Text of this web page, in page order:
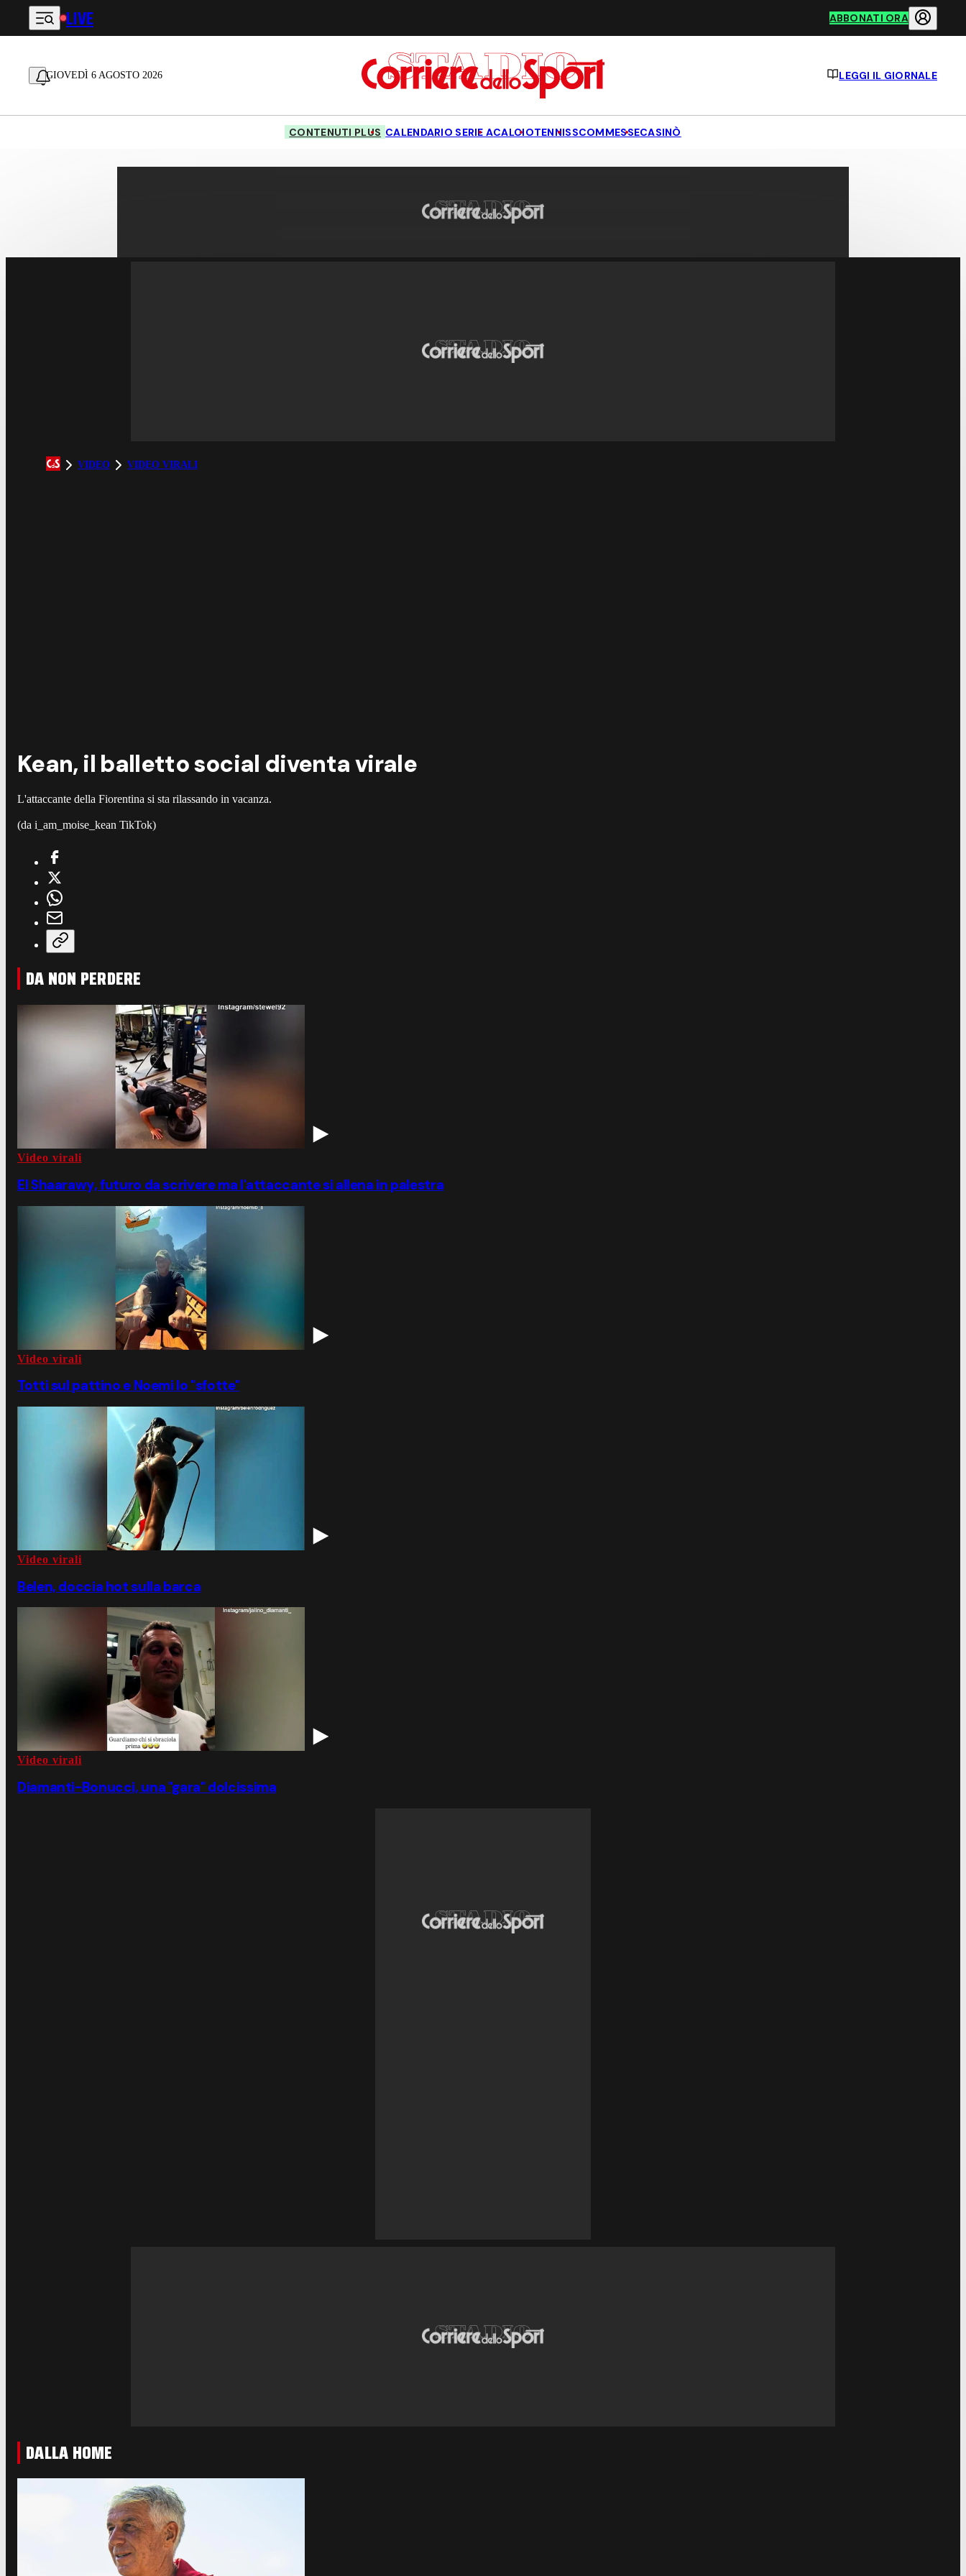
Vai al contenuto principale
LIVE ABBONATI ORA
GIOVEDÌ 6 AGOSTO 2026 LEGGI IL GIORNALE
CONTENUTI PLUS CALENDARIO SERIE ACALCIOTENNISSCOMMESSECASINÒ
VIDEO VIDEO VIRALI
Kean, il balletto social diventa virale
L'attaccante della Fiorentina si sta rilassando in vacanza.
(da i_am_moise_kean TikTok)
DA NON PERDERE
Video virali
El Shaarawy, futuro da scrivere ma l'attaccante si allena in palestra
Video virali
Totti sul pattino e Noemi lo "sfotte"
Video virali
Belen, doccia hot sulla barca
Video virali
Diamanti-Bonucci, una "gara" dolcissima
DALLA HOME